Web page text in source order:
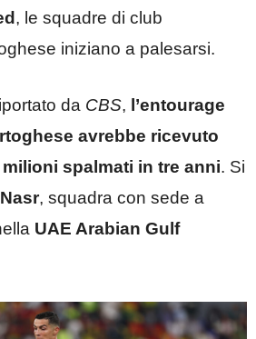
, le squadre di club
iniziano a palesarsi.
da CBS, l’entourage
avrebbe ricevuto
milioni spalmati in tre anni. Si
, squadra con sede a
UAE Arabian Gulf